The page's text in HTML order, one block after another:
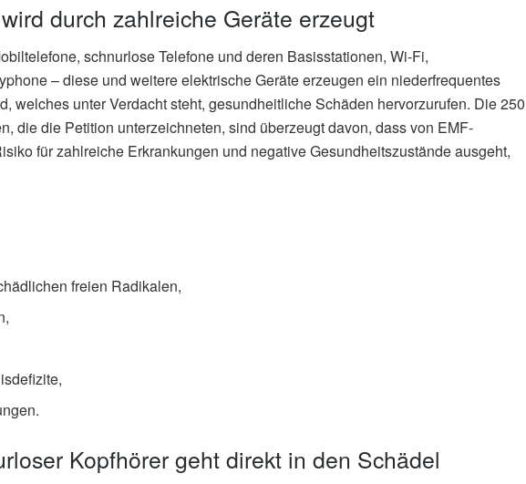
durch zahlreiche Geräte erzeugt
schnurlose Telefone und deren Basisstationen, Wi-Fi,
– diese und weitere elektrische Geräte erzeugen ein niederfrequentes
welches unter Verdacht steht, gesundheitliche Schäden hervorzurufen. Die 250
die die Petition unterzeichneten, sind überzeugt davon, dass von EMF-
für zahlreiche Erkrankungen und negative Gesundheitszustände ausgeht,
freien Radikalen,
Kopfhörer geht direkt in den Schädel